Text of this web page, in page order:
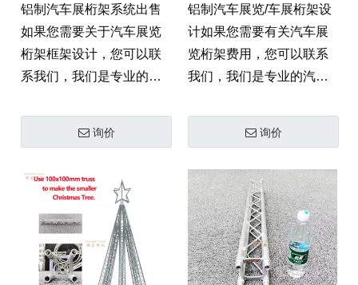
铝制汽车展桁架系统出售
如果您需要关于汽车展览
桁架框架设计，您可以联
系我们，我们是专业的汽
以Privde Car展览桁架信
询价
铝制汽车展览/车展桁架设
计如果您需要有关汽车展
览桁架费用，您可以联系
我们，我们是专业的汽车
以提供汽车展览桁架设计
计
是溢价 音乐会和活动舞
台解决方案 专门为汽车行
业打造高影响力、专业的
展示环境而设计。该结构
框架提供了技术上精确且
询价